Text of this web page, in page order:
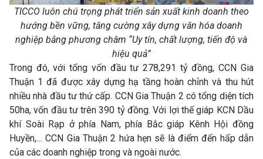
TICCO luôn chú trọng phát triển sản xuất kinh doanh theo
hướng bền vững, tăng cường xây dựng văn hóa doanh
nghiệp bằng phương châm “Uy tín, chất lượng, tiến độ và
hiệu quả”
Trong đó, với tổng vốn đầu tư 278,291 tỷ đồng, CCN Gia
Thuận 1 đã được xây dựng hạ tầng hoàn chỉnh và thu hút
nhiều nhà đầu tư thứ cấp. CCN Gia Thuận 2 có tổng diện tích
50ha, vốn đầu tư trên 390 tỷ đồng. Với lợi thế giáp KCN Dầu
khí Soài Rạp ở phía Nam, phía Bắc giáp Kênh Hội đồng
Huyền,… CCN Gia Thuận 2 hứa hẹn sẽ là điểm đến hấp dẫn
của các doanh nghiệp trong và ngoài nước.